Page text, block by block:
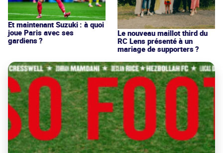
Et maintenant Suzuki : à quoi
joue Paris avec ses
gardiens ?
Le nouveau maillot third du
RC Lens présenté à un
mariage de supporters ?